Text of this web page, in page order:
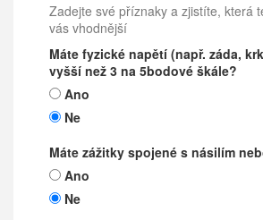
Zadejte své příznaky a zjistíte, která
vás vhodnější
Máte fyzické napětí (např. záda,
vyšší než 3 na 5bodové škále?
Ano
Ne
Máte zážitky spojené s násilím
Ano
Ne